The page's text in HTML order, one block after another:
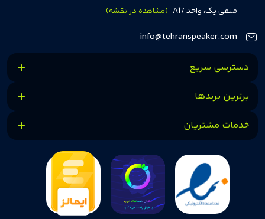
مشتریان اهمیت می‌دهیم و همواره در تلاشیم تا بهترین‌ها را برای آن‌ها فراهم
کنیم.
منفی یک، واحد A17
(مشاهده در نقشه)
info@tehranspeaker.com
دسترسی سریع
برترین برندها
خدمات مشتریان